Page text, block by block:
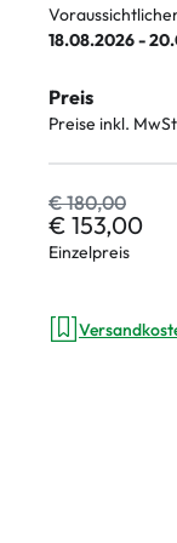
18.08.2026 -
Preis
Preise inkl.
€ 180,00
€ 153,00
Einzelpreis